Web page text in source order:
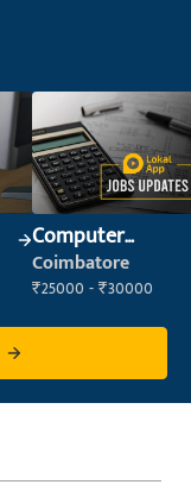
Computer
Operator
Coimbatore
₹25000 - ₹30000